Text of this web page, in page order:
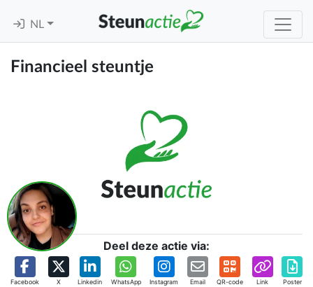
NL
Financieel steuntje
Deel deze actie via:
Facebook X Linkedin WhatsApp Instagram Email QR-code Link Poster